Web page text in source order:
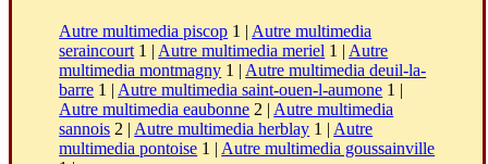
Autre multimedia piscop 1 | Autre multimedia
seraincourt 1 | Autre multimedia meriel 1 | Autre
multimedia montmagny 1 | Autre multimedia deuil-la-
barre 1 | Autre multimedia saint-ouen-l-aumone 1 |
Autre multimedia eaubonne 2 | Autre multimedia
sannois 2 | Autre multimedia herblay 1 | Autre
multimedia pontoise 1 | Autre multimedia goussainville